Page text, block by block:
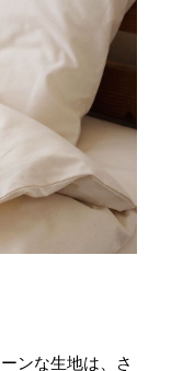
ンな生地は、さ